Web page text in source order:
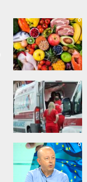
0
0
0